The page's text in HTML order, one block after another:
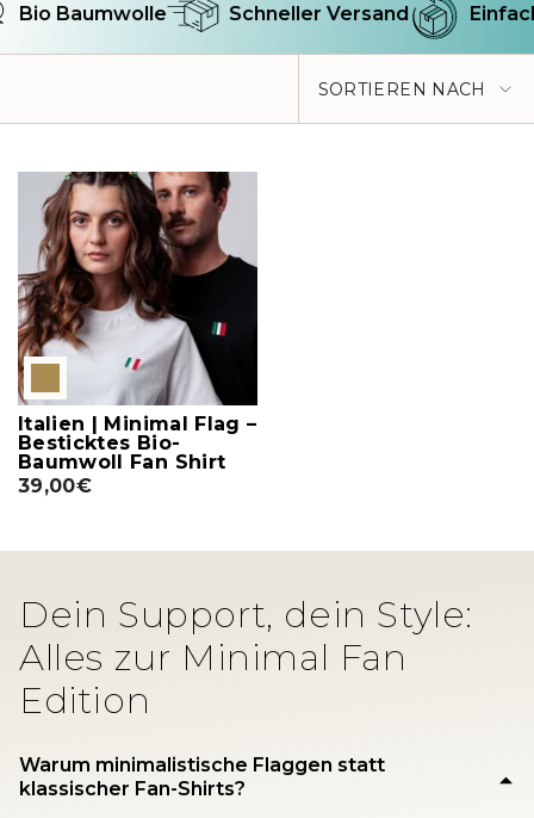
Bio Baumwolle Schneller Versand
Sortieren
nach
SORTIEREN NACH
Italien | Minimal Flag –
Besticktes Bio-
Baumwoll Fan Shirt
39,00€
Dein Support, dein Style:
Alles zur Minimal Fan
Edition
Warum minimalistische Flaggen statt
klassischer Fan-Shirts?